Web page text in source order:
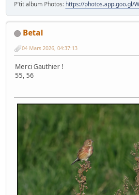
P'tit album Photos: https://photos.app.goo.gl/
Betal
04 Mars 2026, 04:37:13
Merci Gauthier !
55, 56